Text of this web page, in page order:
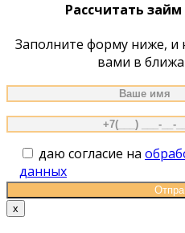
Рассчитать
Заполните форму ниже, и
вами в
даю согласие на
данных
x